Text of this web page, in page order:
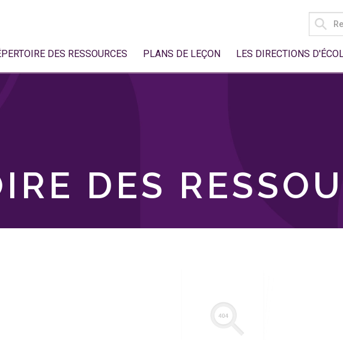
SEARCH
FOR:
DES RESSOURCES PLANS DE LEÇON LES DIRECTIONS
DES